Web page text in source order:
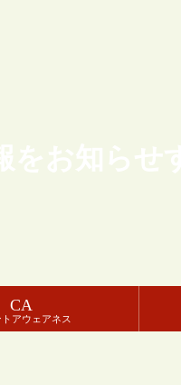
をお知ら
CA
アウェアネス